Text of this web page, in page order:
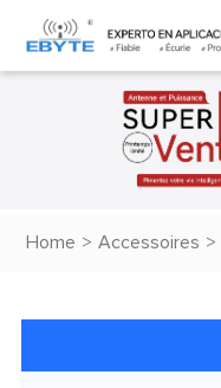
Home > Accessoires >